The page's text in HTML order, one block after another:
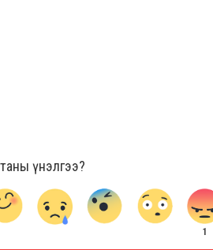
таны үнэлгээ?
1